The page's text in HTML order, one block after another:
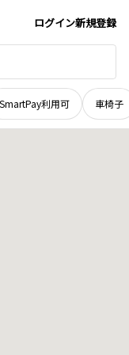
ログイン新規登録
SmartPay利用可 車椅子